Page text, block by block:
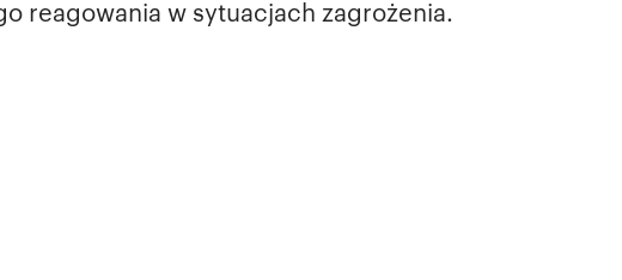
reagowania w sytuacjach zagrożenia.